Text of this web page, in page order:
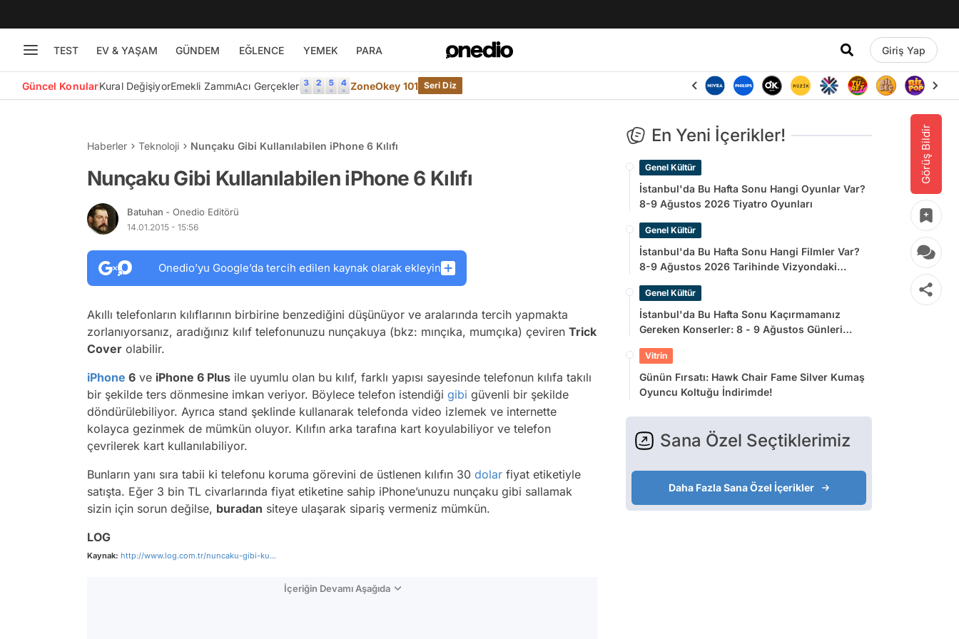
TEST EV & YAŞAM GÜNDEM EĞLENCE YEMEK PARA Giriş Yap
Güncel KonularKural DeğişiyorEmekli ZammıAcı Gerçekler ZoneOkey 101 Seri Diz
Görüş Bildir
Haberler Teknoloji Nunçaku Gibi Kullanılabilen iPhone 6 Kılıfı
Nunçaku Gibi Kullanılabilen iPhone 6 Kılıfı
Batuhan - Onedio Editörü
14.01.2015 - 15:56
Onedio’yu Google’da tercih edilen kaynak olarak ekleyin
Akıllı telefonların kılıflarının birbirine benzediğini düşünüyor ve aralarında tercih yapmakta
zorlanıyorsanız, aradığınız kılıf telefonunuzu nunçakuya (bkz: mınçıka, mumçıka) çeviren Trick
Cover olabilir.
iPhone 6 ve iPhone 6 Plus ile uyumlu olan bu kılıf, farklı yapısı sayesinde telefonun kılıfa takılı
bir şekilde ters dönmesine imkan veriyor. Böylece telefon istendiği gibi güvenli bir şekilde
döndürülebiliyor. Ayrıca stand şeklinde kullanarak telefonda video izlemek ve internette
kolayca gezinmek de mümkün oluyor. Kılıfın arka tarafına kart koyulabiliyor ve telefon
çevrilerek kart kullanılabiliyor.
Bunların yanı sıra tabii ki telefonu koruma görevini de üstlenen kılıfın 30 dolar fiyat etiketiyle
satışta. Eğer 3 bin TL civarlarında fiyat etiketine sahip iPhone’unuzu nunçaku gibi sallamak
sizin için sorun değilse, buradan siteye ulaşarak sipariş vermeniz mümkün.
LOG
Kaynak: http://www.log.com.tr/nuncaku-gibi-ku...
İçeriğin Devamı Aşağıda
En Yeni İçerikler!
Genel Kültür
İstanbul'da Bu Hafta Sonu Hangi Oyunlar Var?
8-9 Ağustos 2026 Tiyatro Oyunları
Genel Kültür
İstanbul'da Bu Hafta Sonu Hangi Filmler Var?
8-9 Ağustos 2026 Tarihinde Vizyondaki
Genel Kültür
İstanbul'da Bu Hafta Sonu Kaçırmamanız
Gereken Konserler: 8 - 9 Ağustos Günleri
Vitrin
Günün Fırsatı: Hawk Chair Fame Silver Kumaş
Oyuncu Koltuğu İndirimde!
Sana Özel Seçtiklerimiz
Daha Fazla Sana Özel İçerikler